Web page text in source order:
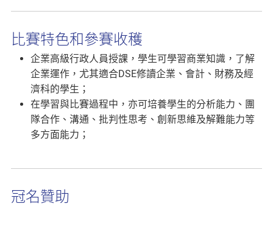
比賽特色和參賽收穫
企業高級行政人員授課，學生可學習商業知識，了解
企業運作，尤其適合DSE修讀企業、會計、財務及經
濟科的學生；
在學習與比賽過程中，亦可培養學生的分析能力、團
隊合作、溝通、批判性思考、創新思維及解難能力等
多方面能力；
冠名贊助